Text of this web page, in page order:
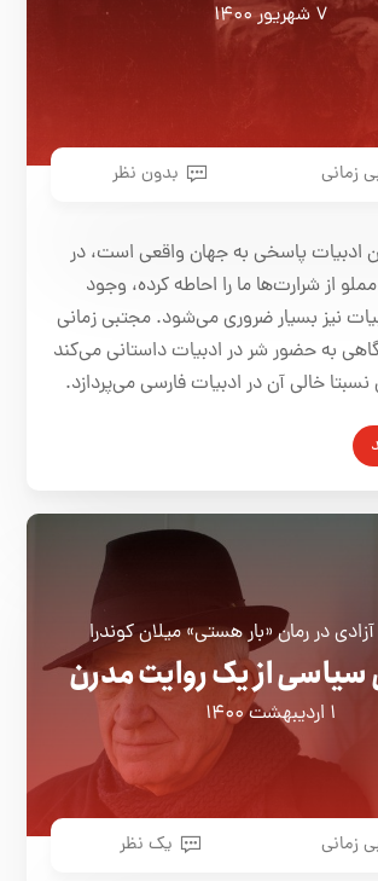
۷ شهریور ۱۴۰۰
زمانی بدون نظر
ادبیات پاسخی به جهان واقعی است، در
از شرارت‌ها ما را احاطه کرده، وجود
نیز بسیار ضروری می‌شود. مجتبی زمانی
به حضور شر در ادبیات داستانی می‌کند
خالی آن در ادبیات فارسی می‌پردازد.
در رمان «بار هستی» میلان کوندرا
از یک روایت مدرن
۱ اردیبهشت ۱۴۰۰
زمانی یک نظر